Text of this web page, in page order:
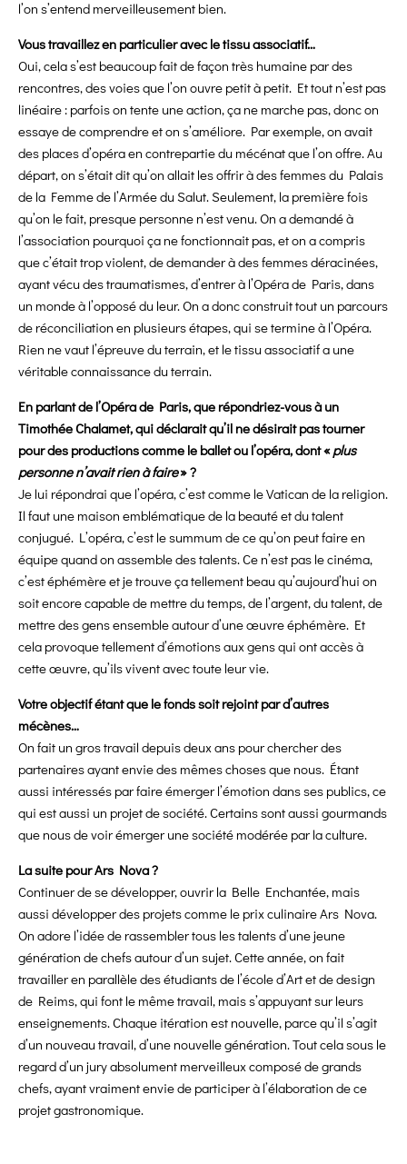
l’on s’entend merveilleusement bien.
Vous travaillez en particulier avec le tissu associatif…
Oui, cela s’est beaucoup fait de façon très humaine par des
rencontres, des voies que l’on ouvre petit à petit. Et tout n’est pas
linéaire : parfois on tente une action, ça ne marche pas, donc on
essaye de comprendre et on s’améliore. Par exemple, on avait
des places d’opéra en contrepartie du mécénat que l’on offre. Au
départ, on s’était dit qu’on allait les offrir à des femmes du Palais
de la Femme de l’Armée du Salut. Seulement, la première fois
qu’on le fait, presque personne n’est venu. On a demandé à
l’association pourquoi ça ne fonctionnait pas, et on a compris
que c’était trop violent, de demander à des femmes déracinées,
ayant vécu des traumatismes, d’entrer à l’Opéra de Paris, dans
un monde à l’opposé du leur. On a donc construit tout un parcours
de réconciliation en plusieurs étapes, qui se termine à l’Opéra.
Rien ne vaut l’épreuve du terrain, et le tissu associatif a une
véritable connaissance du terrain.
En parlant de l’Opéra de Paris, que répondriez-vous à un
Timothée Chalamet, qui déclarait qu’il ne désirait pas tourner
pour des productions comme le ballet ou l’opéra, dont «plus
personne n’avait rien à faire» ?
Je lui répondrai que l’opéra, c’est comme le Vatican de la religion.
Il faut une maison emblématique de la beauté et du talent
conjugué. L’opéra, c’est le summum de ce qu’on peut faire en
équipe quand on assemble des talents. Ce n’est pas le cinéma,
c’est éphémère et je trouve ça tellement beau qu’aujourd’hui on
soit encore capable de mettre du temps, de l’argent, du talent, de
mettre des gens ensemble autour d’une œuvre éphémère. Et
cela provoque tellement d’émotions aux gens qui ont accès à
cette œuvre, qu’ils vivent avec toute leur vie.
Votre objectif étant que le fonds soit rejoint par d’autres
mécènes…
On fait un gros travail depuis deux ans pour chercher des
partenaires ayant envie des mêmes choses que nous. Étant
aussi intéressés par faire émerger l’émotion dans ses publics, ce
qui est aussi un projet de société. Certains sont aussi gourmands
que nous de voir émerger une société modérée par la culture.
La suite pour Ars Nova ?
Continuer de se développer, ouvrir la Belle Enchantée, mais
aussi développer des projets comme le prix culinaire Ars Nova.
On adore l’idée de rassembler tous les talents d’une jeune
génération de chefs autour d’un sujet. Cette année, on fait
travailler en parallèle des étudiants de l’école d’Art et de design
de Reims, qui font le même travail, mais s’appuyant sur leurs
enseignements. Chaque itération est nouvelle, parce qu’il s’agit
d’un nouveau travail, d’une nouvelle génération. Tout cela sous le
regard d’un jury absolument merveilleux composé de grands
chefs, ayant vraiment envie de participer à l’élaboration de ce
projet gastronomique.